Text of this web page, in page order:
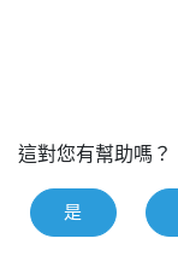
這對您有幫助嗎？
是